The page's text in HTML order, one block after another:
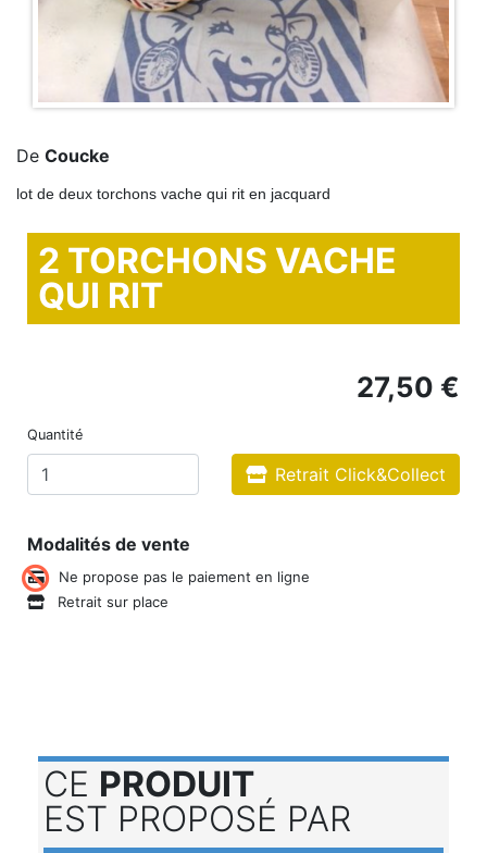
De Coucke
lot de deux torchons vache qui rit en jacquard
2 TORCHONS VACHE
QUI RIT
27,50 €
Quantité
Retrait Click&Collect
Modalités de vente
Ne propose pas le paiement en ligne
Retrait sur place
CE PRODUIT
EST PROPOSÉ PAR